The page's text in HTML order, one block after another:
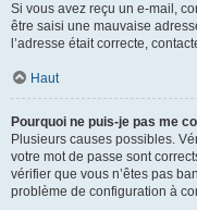
Si vous avez reçu un e-mail,
être saisi une mauvaise
l’adresse était correcte,
Haut
Pourquoi ne puis-je pas me
Plusieurs causes possibles.
votre mot de passe sont
vérifier que vous n’êtes pas
problème de configuration à